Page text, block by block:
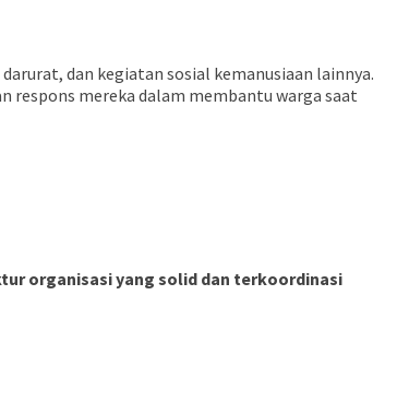
dan kegiatan sosial kemanusiaan lainnya.
respons mereka dalam membantu warga saat
organisasi yang solid dan terkoordinasi